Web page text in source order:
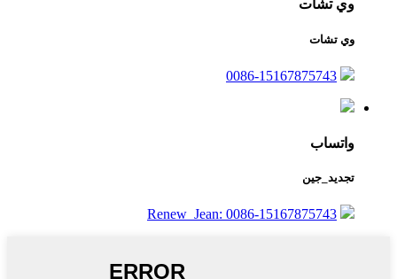
وي تشات
وي تشات
0086-15167875743
واتساب
تجديد_جين
Renew_Jean: 0086-15167875743